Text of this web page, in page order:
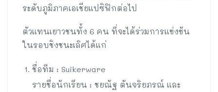
ระดับภูมิภาคเอเชียแปซิฟิกต่อไป
ตัวแทนเยาวชนทั้ง 6 คน ที่จะได้ร่วมการแข่งขัน
ในรอบชิงชนะเลิศได้แก่
ชื่อทีม : Suikerware
รายชื่อนักเรียน : ชยณัฐ ตันจริยภรณ์ และ